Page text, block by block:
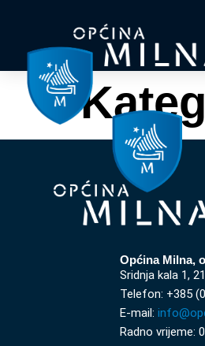
Općina Milna,
Sridnja kala 1,
Telefon: +385
E-mail:
Radno vrijeme: